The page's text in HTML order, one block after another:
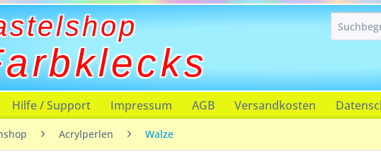
Hilfe / Support Impressum AGB Versandkosten
Acrylperlen Walze